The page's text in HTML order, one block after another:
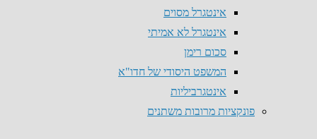
אינטגרל מסוים
אינטגרל לא אמיתי
סכום רימן
המשפט היסודי של חדו"א
אינטגרביליות
פונקציות מרובות משתנים